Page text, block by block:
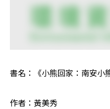
書名：《小熊回家：南安小
作者：黃美秀